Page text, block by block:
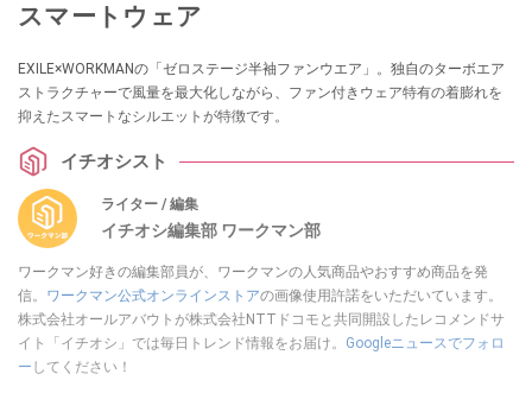
スマートウェア
EXILE×WORKMANの「ゼロステージ半袖ファンウエア」。独自のターボエア
ストラクチャーで風量を最大化しながら、ファン付きウェア特有の着膨れを
抑えたスマートなシルエットが特徴です。
イチオシスト
ライター / 編集
イチオシ編集部 ワークマン部
ワークマン好きの編集部員が、ワークマンの人気商品やおすすめ商品を発
信。 ワークマン公式オンラインストアの画像使用許諾をいただいています。
株式会社オールアバウトが株式会社NTTドコモと共同開設したレコメンドサ
イト「イチオシ」では毎日トレンド情報をお届け。 Googleニュースでフォロ
ー してください！